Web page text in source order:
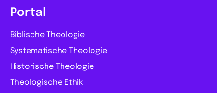
Portal
Biblische Theologie
Systematische Theologie
Historische Theologie
Theologische Ethik